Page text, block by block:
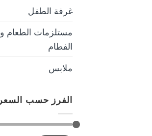
غرفة الطفل
مستلزمات الطعام و
الفطام
ملابس
الفرز حسب السعر